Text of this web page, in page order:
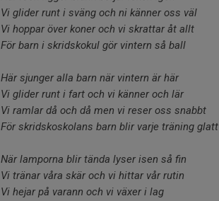
Vi glider runt i sväng och ni känner oss väl
Vi hoppar över koner och vi skrattar åt allt
För barn i skridskokul gör vintern så ball
Här sjunger alla barn när vintern är här
Vi glider runt i fart och vi känner och lär
Vi ramlar då och då men vi reser oss snabbt
För skridskoskolans barn blir varje träning glatt
När lamporna blir tända lyser isen så fin
Vi tränar våra skär och vi hittar vår rutin
Vi hejar på varann och vi växer i lag